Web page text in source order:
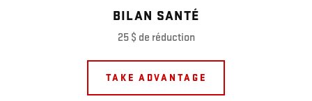
BILAN SANTÉ
25 $ de réduction
TAKE ADVANTAGE